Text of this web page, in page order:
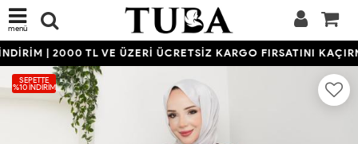
menü
| 2000 TL VE ÜZERİ ÜCRETSİZ KARGO FIRSATINI
SEPETTE
%10 İNDIRIM